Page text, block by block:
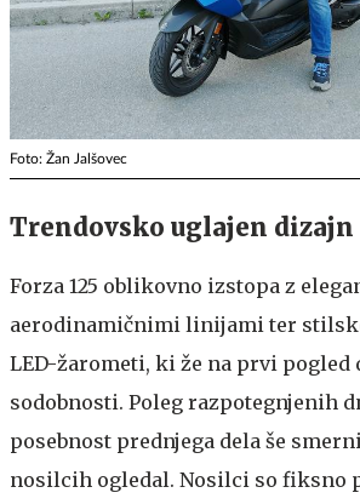
Foto: Žan Jalšovec
Trendovsko uglajen dizajn
Forza 125 oblikovno izstopa z
aerodinamičnimi linijami ter
LED-žarometi, ki že na prvi pogled
sodobnosti. Poleg razpotegnjenih
posebnost prednjega dela še
nosilcih ogledal. Nosilci so fiksno